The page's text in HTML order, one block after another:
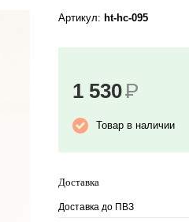
Артикул: ht-hc-095
1 530Р
Товар в наличии
Доставка
Доставка до ПВЗ